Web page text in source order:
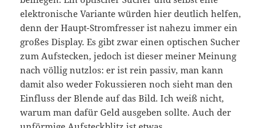
elektronische Variante würden hier deutlich helfen,
denn der Haupt-Stromfresser ist nahezu immer ein
großes Display. Es gibt zwar einen optischen Sucher
zum Aufstecken, jedoch ist dieser meiner Meinung
nach völlig nutzlos: er ist rein passiv, man kann
damit also weder Fokussieren noch sieht man den
Einfluss der Blende auf das Bild. Ich weiß nicht,
warum man dafür Geld ausgeben sollte. Auch der